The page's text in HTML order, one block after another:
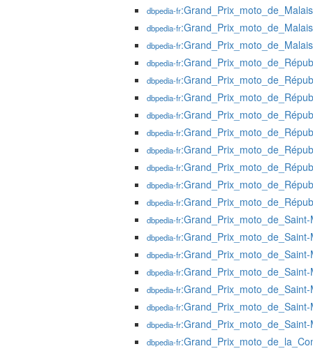
dbpedia-fr
dbpedia-fr
dbpedia-fr
dbpedia-fr
dbpedia-fr
dbpedia-fr
dbpedia-fr
dbpedia-fr
dbpedia-fr
dbpedia-fr
dbpedia-fr
dbpedia-fr
dbpedia-fr
dbpedia-fr
dbpedia-fr
dbpedia-fr
dbpedia-fr
dbpedia-fr
dbpedia-fr
dbpedia-fr